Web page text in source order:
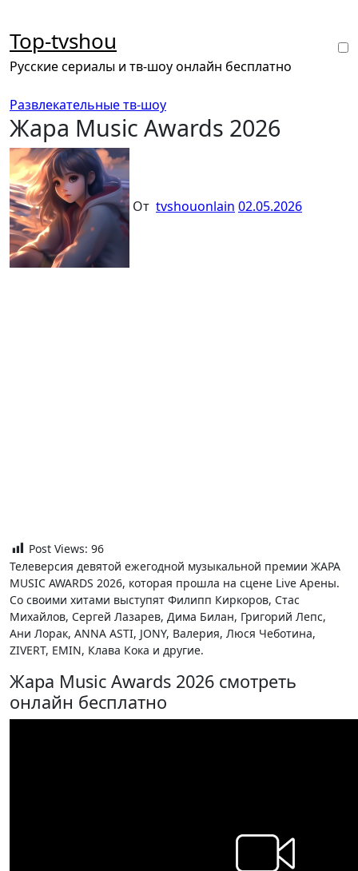
содержанию
Top-tvshou
Русские сериалы и тв-шоу онлайн бесплатно
Развлекательные тв-шоу
Жара Music Awards 2026
От tvshouonlain 02.05.2026
Post Views: 96
Телеверсия девятой ежегодной музыкальной премии ЖАРА
MUSIC AWARDS 2026, которая прошла на сцене Live Арены.
Со своими хитами выступят Филипп Киркоров, Стас
Михайлов, Сергей Лазарев, Дима Билан, Григорий Лепс,
Ани Лорак, ANNA ASTI, JONY, Валерия, Люся Чеботина,
ZIVERT, EMIN, Клава Кока и другие.
Жара Music Awards 2026 смотреть
онлайн бесплатно